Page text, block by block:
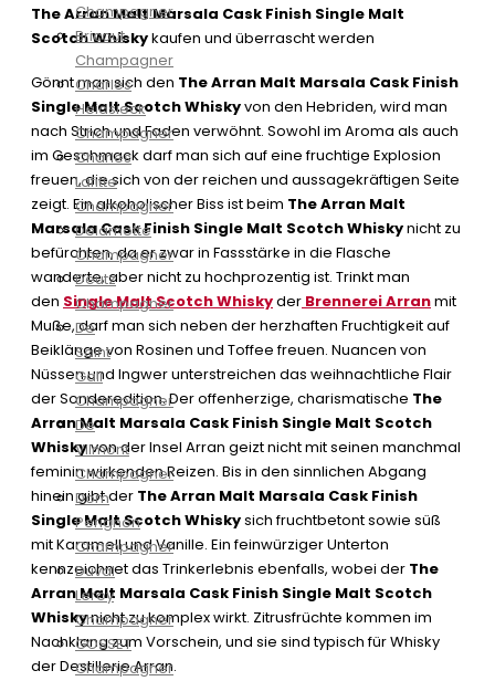
Champagner
Bricout
Champagner
Charles
Heidsieck
Champagner
Charles
Lafitte
Champagner
Delamotte
Champagner
Deutz
Champagner
De
Saint
Gall
Champagner
De
Vilmont
Champagner
Dom
Perignon
Champagner
Duval
Leroy
Champagner
GOSSET
Champagner
The Arran Malt Marsala Cask Finish Single Malt
Scotch Whiskykaufen und überrascht werden
Gönnt man sich den The Arran Malt Marsala Cask Finish
Single Malt Scotch Whiskyvon den Hebriden, wird man
nach Strich und Faden verwöhnt. Sowohl im Aroma als auch
im Geschmack darf man sich auf eine fruchtige Explosion
freuen, die sich von der reichen und aussagekräftigen Seite
zeigt. Ein alkoholischer Biss ist beim The Arran Malt
Marsala Cask Finish Single Malt Scotch Whiskynicht zu
befürchten, da er zwar in Fassstärke in die Flasche
wanderte, aber nicht zu hochprozentig ist. Trinkt man
den Single Malt Scotch Whiskyder Brennerei Arranmit
Muße, darf man sich neben der herzhaften Fruchtigkeit auf
Beiklänge von Rosinen und Toffee freuen. Nuancen von
Nüssen und Ingwer unterstreichen das weihnachtliche Flair
der Sonderedition. Der offenherzige, charismatische The
Arran Malt Marsala Cask Finish Single Malt Scotch
Whiskyvon der Insel Arran geizt nicht mit seinen manchmal
feminin wirkenden Reizen. Bis in den sinnlichen Abgang
hinein gibt der The Arran Malt Marsala Cask Finish
Single Malt Scotch Whiskysich fruchtbetont sowie süß
mit Karamell und Vanille. Ein feinwürziger Unterton
kennzeichnet das Trinkerlebnis ebenfalls, wobei der The
Arran Malt Marsala Cask Finish Single Malt Scotch
Whiskynicht zu komplex wirkt. Zitrusfrüchte kommen im
Nachklang zum Vorschein, und sie sind typisch für Whisky
der Destillerie Arran.